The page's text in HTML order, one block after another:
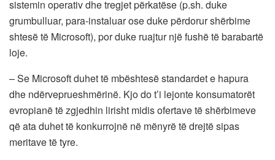
sistemin operativ dhe tregjet përkatëse (p.sh. duke
grumbulluar, para-instaluar ose duke përdorur shërbime
shtesë të Microsoft), por duke ruajtur një fushë të barabartë
loje.
– Se Microsoft duhet të mbështesë standardet e hapura
dhe ndërveprueshmërinë. Kjo do t’i lejonte konsumatorët
evropianë të zgjedhin lirisht midis ofertave të shërbimeve
që ata duhet të konkurrojnë në mënyrë të drejtë sipas
meritave të tyre.